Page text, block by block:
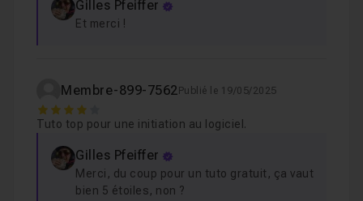
Gilles Pfeiffer
Et merci !
Membre-899-7562 Publié le 19/05/2025
4
Tuto top pour une initiation au logiciel.
Gilles Pfeiffer
Merci, du coup pour un tuto gratuit, ça vaut
bien 5 étoiles, non ?